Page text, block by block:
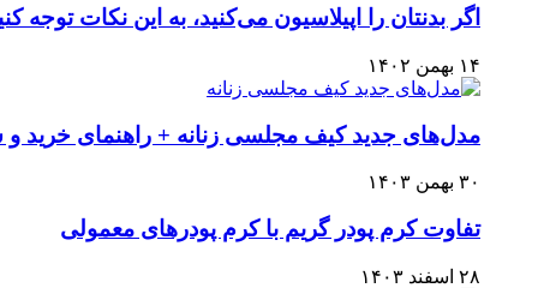
اگر بدنتان را اپیلاسیون می‌کنید، به این نکات توجه
۱۴ بهمن ۱۴۰۲
مدل‌های جدید کیف مجلسی زنانه + راهنمای خرید
۳۰ بهمن ۱۴۰۳
تفاوت کرم پودر گریم با کرم پودرهای معمولی
۲۸ اسفند ۱۴۰۳